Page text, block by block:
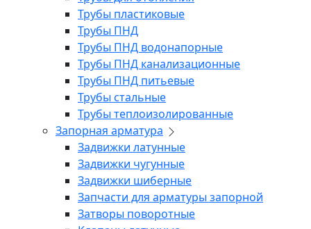
Трубы пластиковые
Трубы ПНД
Трубы ПНД водонапорные
Трубы ПНД канализационные
Трубы ПНД питьевые
Трубы стальные
Трубы теплоизолированные
Запорная арматура
Задвижки латунные
Задвижки чугунные
Задвижки шиберные
Запчасти для арматуры запорной
Затворы поворотные